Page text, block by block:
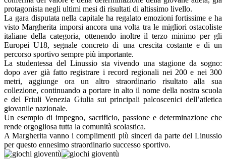
protagonista negli ultimi mesi di risultati di altissimo livello.
La gara disputata nella capitale ha regalato emozioni fortissime e ha
visto Margherita imporsi ancora una volta tra le migliori ostacoliste
italiane della categoria, ottenendo inoltre il terzo minimo per gli
Europei U18, segnale concreto di una crescita costante e di un
percorso sportivo sempre più importante.
La studentessa del Linussio sta vivendo una stagione da sogno:
dopo aver già fatto registrare i record regionali nei 200 e nei 300
metri, aggiunge ora un altro straordinario risultato alla sua
collezione, continuando a portare in alto il nome della nostra scuola
e del Friuli Venezia Giulia sui principali palcoscenici dell’atletica
giovanile nazionale.
Un esempio di impegno, sacrificio, passione e determinazione che
rende orgogliosa tutta la comunità scolastica.
A Margherita vanno i complimenti più sinceri da parte del Linussio
per questo ennesimo straordinario successo sportivo.